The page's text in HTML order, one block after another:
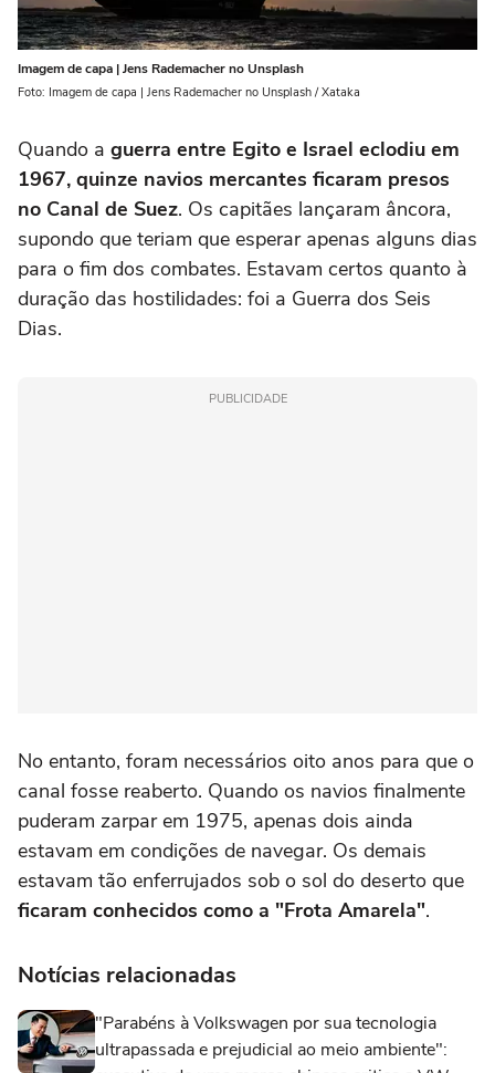
Imagem de capa | Jens Rademacher no Unsplash
Foto: Imagem de capa | Jens Rademacher no Unsplash / Xataka
Quando a guerra entre Egito e Israel eclodiu em
1967, quinze navios mercantes ficaram presos
no Canal de Suez. Os capitães lançaram âncora,
supondo que teriam que esperar apenas alguns dias
para o fim dos combates. Estavam certos quanto à
duração das hostilidades: foi a Guerra dos Seis
Dias.
PUBLICIDADE
No entanto, foram necessários oito anos para que o
canal fosse reaberto. Quando os navios finalmente
puderam zarpar em 1975, apenas dois ainda
estavam em condições de navegar. Os demais
estavam tão enferrujados sob o sol do deserto que
ficaram conhecidos como a "Frota Amarela".
Notícias relacionadas
"Parabéns à Volkswagen por sua tecnologia
ultrapassada e prejudicial ao meio ambiente":